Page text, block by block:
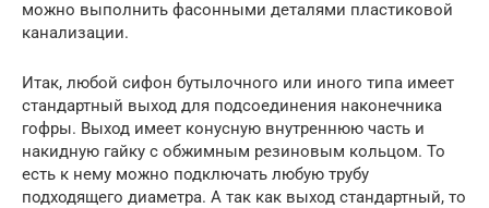
можно выполнить фасонными деталями пластиковой
канализации.
Итак, любой сифон бутылочного или иного типа имеет
стандартный выход для подсоединения наконечника
гофры. Выход имеет конусную внутреннюю часть и
накидную гайку с обжимным резиновым кольцом. То
есть к нему можно подключать любую трубу
подходящего диаметра. А так как выход стандартный, то